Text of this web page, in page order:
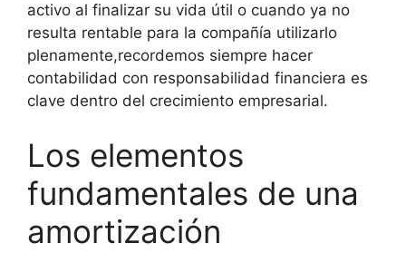
activo al finalizar su vida útil o cuando ya no
resulta rentable para la compañía utilizarlo
plenamente,recordemos siempre hacer
contabilidad con responsabilidad financiera es
clave dentro del crecimiento empresarial.
Los elementos
fundamentales de una
amortización